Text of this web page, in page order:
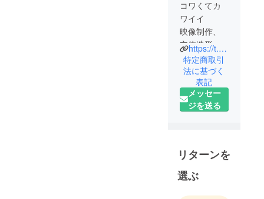
コワくてカ
ワイイ
映像制作、
立体造形を
していま
す！
https://t.co/SyZR7Jnv4b
特定商取引
法に基づく
表記
メッセー
ジを送る
リターンを
選ぶ